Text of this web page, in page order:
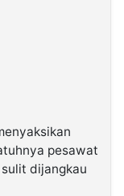
pesawat
dijangkau